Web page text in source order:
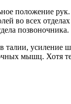
положение
во всех
позвоночника.
усиление
мышц. Хотя